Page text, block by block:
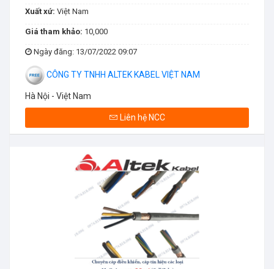
Xuất xứ: Việt Nam
Giá tham khảo: 10,000
Ngày đăng: 13/07/2022 09:07
CÔNG TY TNHH ALTEK KABEL VIỆT NAM
Hà Nội - Việt Nam
Liên hệ NCC